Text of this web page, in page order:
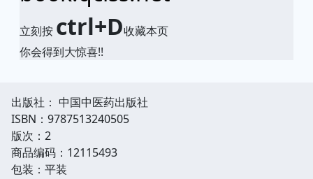
立刻按 ctrl+D收藏本页
你会得到大惊喜!!
出版社： 中国中医药出版社
ISBN：9787513240505
版次：2
商品编码：12115493
包装：平装